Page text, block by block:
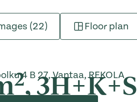
(22) Floor plan
4 B 27, Vantaa, REKOLA
2, 3H+K+S